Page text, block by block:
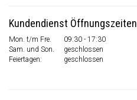
Kundendienst Öffnungszeiten
Mon. t/m Fre.
09:30 - 17:30
Sam. und Son.
geschlossen
Feiertagen:
geschlossen